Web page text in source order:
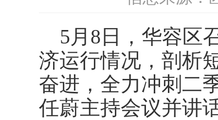
5月8日，华容区
济运行情况，剖析
奋进，全力冲刺二
任蔚主持会议并讲